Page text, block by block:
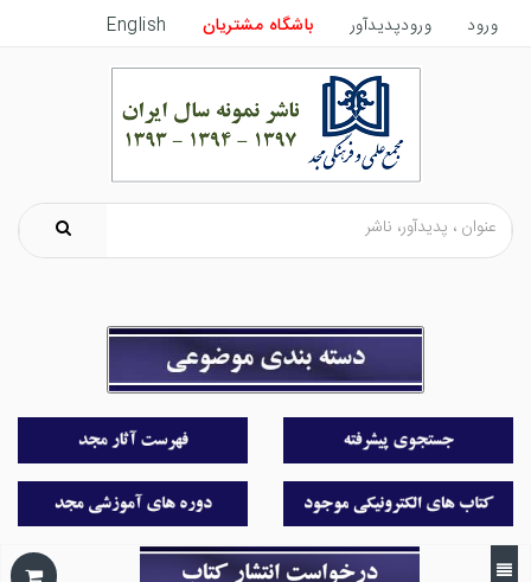
ورود ورودپدیدآور باشگاه مشتریان English